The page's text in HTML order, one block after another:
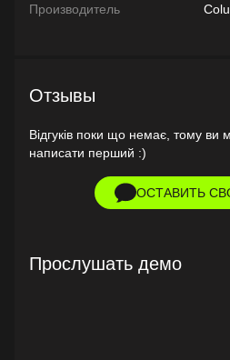
Производитель
Отзывы
Відгуків поки що немає, тому ви
написати перший :)
ОСТАВИТЬ
Прослушать демо